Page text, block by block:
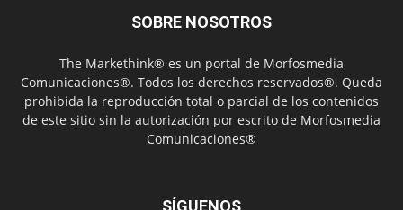
SOBRE NOSOTROS
The Markethink® es un portal de Morfosmedia
Comunicaciones®. Todos los derechos reservados®. Queda
prohibida la reproducción total o parcial de los contenidos
de este sitio sin la autorización por escrito de Morfosmedia
Comunicaciones®
SÍGUENOS